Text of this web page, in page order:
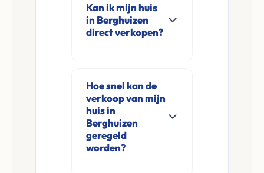
Kan ik mijn huis
in Berghuizen
direct verkopen?
direct aan in
Berghuizen en
omgeving. U
verkoopt
rechtstreeks aan ons
Hoe snel kan de
verkoop van mijn
huis in
Berghuizen
geregeld
worden?